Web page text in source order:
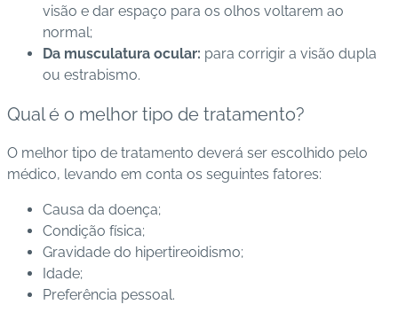
visão e dar espaço para os olhos voltarem ao
normal;
Da musculatura ocular: para corrigir a visão dupla
ou estrabismo.
Qual é o melhor tipo de tratamento?
O melhor tipo de tratamento deverá ser escolhido pelo
médico, levando em conta os seguintes fatores:
Causa da doença;
Condição física;
Gravidade do hipertireoidismo;
Idade;
Preferência pessoal.